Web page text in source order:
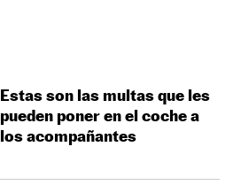
Estas son las multas que les
pueden poner en el coche a
los acompañantes